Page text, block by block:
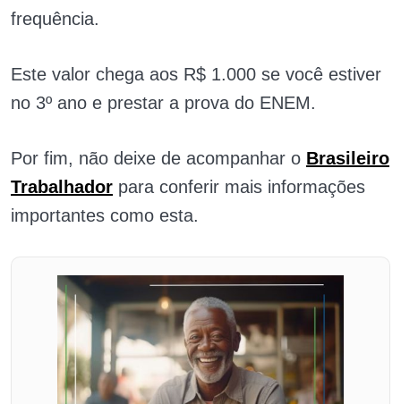
frequência.
Este valor chega aos R$ 1.000 se você estiver
no 3º ano e prestar a prova do ENEM.
Por fim, não deixe de acompanhar o Brasileiro
Trabalhador para conferir mais informações
importantes como esta.